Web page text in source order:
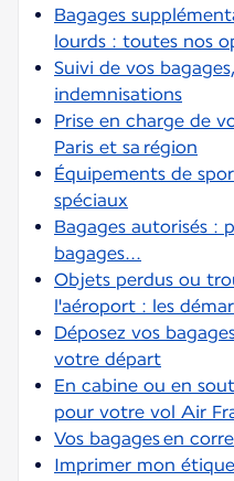
Bagages
lourds : toutes nos
Suivi de vos
indemnisations
Prise en charge de
Paris et sa région
Équipements de
spéciaux
Bagages autorisés :
bagages...
Objets perdus ou
l'aéroport : les
Déposez vos
votre départ
En cabine ou en
pour votre vol Air
Vos bagages en
Imprimer mon